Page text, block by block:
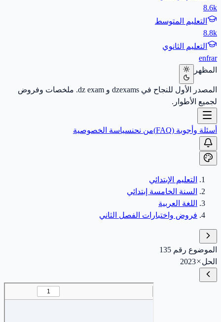
8.6k
التعليم المتوسط
8.8k
التعليم الثانوي
enfrar
المظهر
المصدر الأول للنجاح في dzexams و dz exam. ملخصات وفروض
لجميع الأطوار.
أسئلة وأجوبة (FAQ) من نحنسياسة الخصوصية
التعليم الإبتدائي
السنة الخامسة إبتدائي
اللغة العربية
فروض واختبارات الفصل الثاني
الموضوع رقم 135
الحل
2023